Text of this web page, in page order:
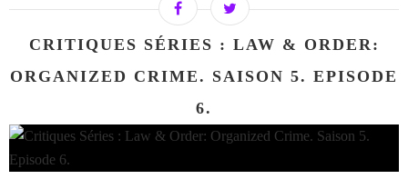
CRITIQUES SÉRIES : LAW & ORDER:
ORGANIZED CRIME. SAISON 5. EPISODE
6.